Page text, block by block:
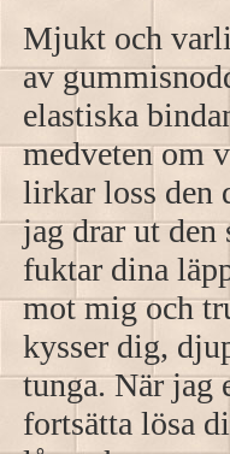
Mjukt och
av
elastiska
medveten om
lirkar loss den
jag drar ut den
fuktar dina
mot mig och
kysser dig,
tunga. När jag
fortsätta lösa